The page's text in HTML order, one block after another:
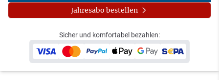
Jahresabo bestellen
Sicher und komfortabel bezahlen: